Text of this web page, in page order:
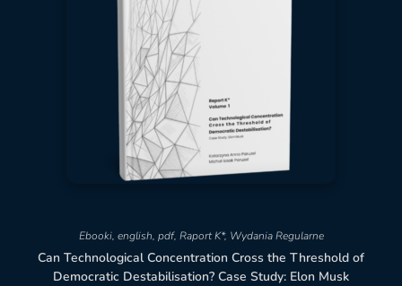
Ebooki, english, pdf, Raport K*, Wydania Regularne
Can Technological Concentration Cross the Threshold of
Democratic Destabilisation? Case Study: Elon Musk